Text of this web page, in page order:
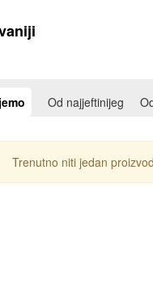
Od najjeftinijeg
Trenutno niti jedan